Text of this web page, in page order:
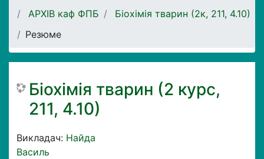
АРХІВ каф ФПБ
Біохімія тварин (2к, 211, 4.10)
Резюме
Біохімія тварин (2 курс,
211, 4.10)
Викладач: Найда
Василь